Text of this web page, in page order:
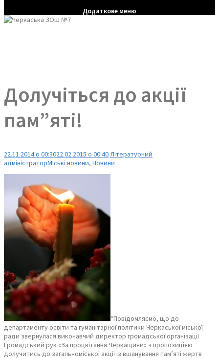
Додаткове меню
Долучіться до акції
пам”яті!
22.11.2014 о 00:3022.02.2015 о 00:40Літературний
адміністраторМіські новини, Новини
“Повідомляємо, що до
департаменту освіти та гуманітарної політики Черкаської міської
ради звернулася виконавчий директор громадської організації
Громадський рук «За процвітання Черкащини» з пропозицією
долучитись до загальноміської акції із вшанування пам’яті жертв